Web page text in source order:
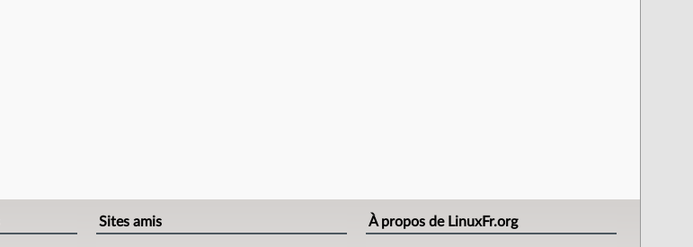
Sites amis À propos de LinuxFr.org